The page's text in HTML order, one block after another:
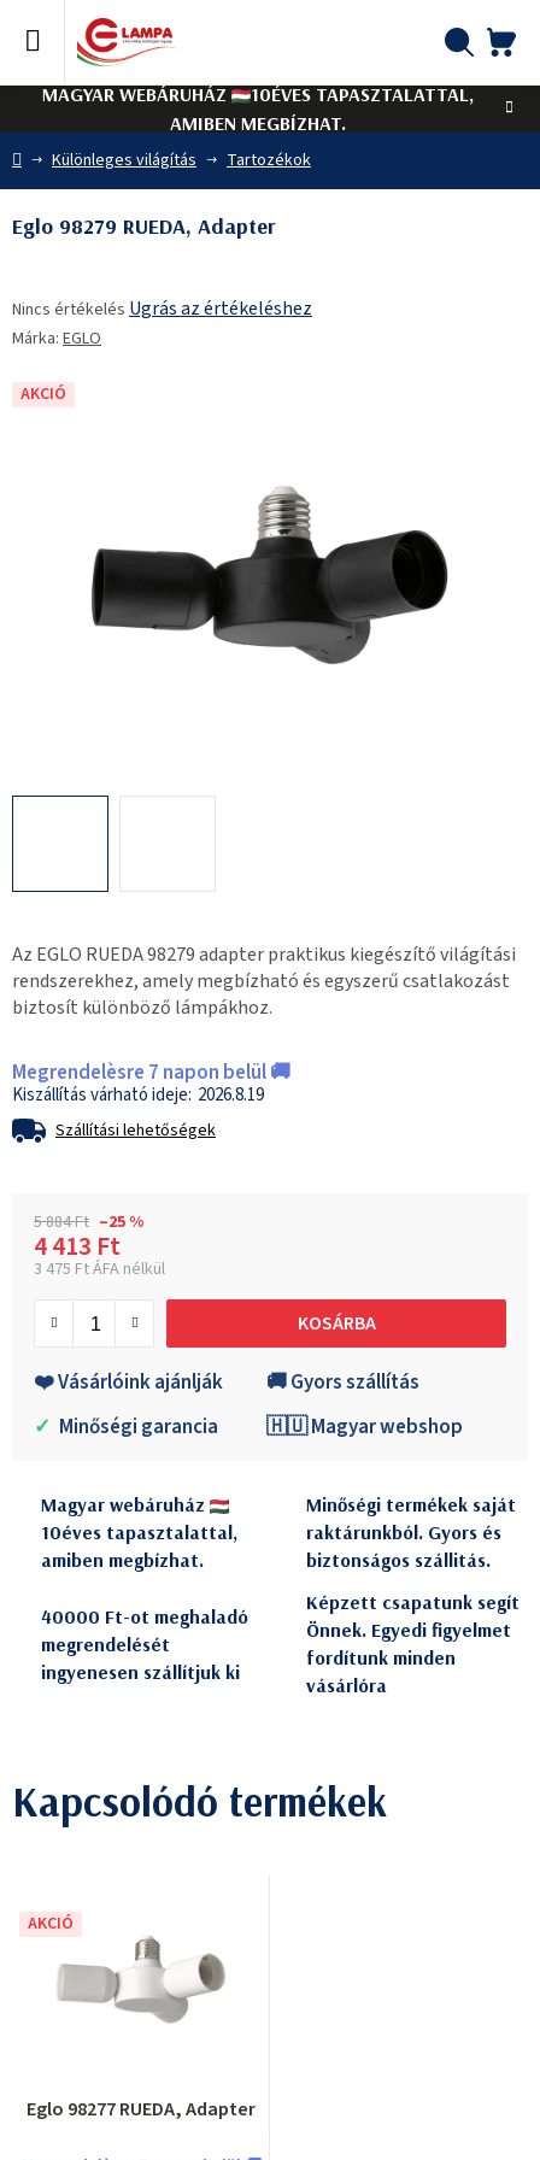
tartalomhoz
MAGYAR WEBÁRUHÁZ
10ÉVES TAPASZTALATTAL,
AMIBEN MEGBÍZHAT.
Kezdőlap
Különleges világítás Tartozékok
Az EGLO RUEDA 98279 adapter praktikus kiegészítő világítási
rendszerekhez, amely megbízható és egyszerű csatlakozást
biztosít különböző lámpákhoz.
Megrendelèsre 7 napon belül 🚚
2026.8.19
Szállítási lehetőségek
5 884 Ft –25 %
4 413 Ft
3 475 Ft ÁFA nélkül
KOSÁRBA
❤️ Vásárlóink ajánlják
🚚 Gyors szállítás
✓ Minőségi garancia 🇭🇺 Magyar webshop
Eglo 98279 RUEDA, Adapter
termék
átlagos
5-
Nincs értékelés Ugrás az értékeléshez
Márka: EGLO
AKCIÓ
Magyar webáruház
10éves tapasztalattal,
amiben megbízhat.
Minőségi termékek saját
raktárunkból. Gyors és
biztonságos szállitás.
40000 Ft-ot meghaladó
megrendelését
ingyenesen szállítjuk ki
Képzett csapatunk segít
Önnek. Egyedi figyelmet
fordítunk minden
vásárlóra
Kapcsolódó termékek
AKCIÓ
Eglo 98277 RUEDA, Adapter